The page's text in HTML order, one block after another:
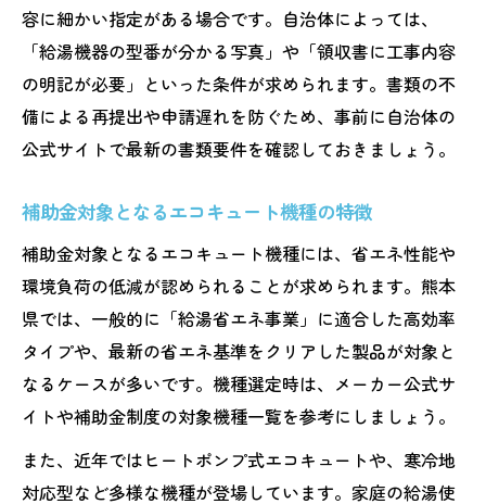
容に細かい指定がある場合です。自治体によっては、
「給湯機器の型番が分かる写真」や「領収書に工事内容
の明記が必要」といった条件が求められます。書類の不
備による再提出や申請遅れを防ぐため、事前に自治体の
公式サイトで最新の書類要件を確認しておきましょう。
補助金対象となるエコキュート機種の特徴
補助金対象となるエコキュート機種には、省エネ性能や
環境負荷の低減が認められることが求められます。熊本
県では、一般的に「給湯省エネ事業」に適合した高効率
タイプや、最新の省エネ基準をクリアした製品が対象と
なるケースが多いです。機種選定時は、メーカー公式サ
イトや補助金制度の対象機種一覧を参考にしましょう。
また、近年ではヒートポンプ式エコキュートや、寒冷地
対応型など多様な機種が登場しています。家庭の給湯使